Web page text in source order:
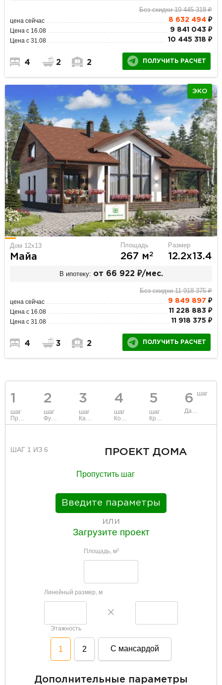
Без скидки 10 445 318 ₽
цена сейчас 8 632 494₽
Цена с 16.08 9 841 043 ₽
Цена с 31.08 10 445 318 ₽
4 2 2 ПОЛУЧИТЬ РАСЧЕТ
ЭКО
Дом 12x13
Майа
Площадь
267 м2
Размер
12.2х13.4
В ипотеку: от 66 922 ₽/мес.
Без скидки 11 918 375 ₽
цена сейчас 9 849 897 ₽
Цена с 16.08 11 228 883 ₽
Цена с 31.08 11 918 375 ₽
4 3 2 ПОЛУЧИТЬ РАСЧЕТ
1
шаг
Проект
2
шаг
Фундамент
3
шаг
Каркас и стены
4
шаг
Коммуникации
5
шаг
Крыша
6 шаг
Данные
ШАГ 1 ИЗ 6 ПРОЕКТ ДОМА
Пропустить шаг
Введите параметры
или
Загрузите проект
Площадь, м2
Линейный размер, м
Этажность
1 2 С мансардой
Дополнительные параметры